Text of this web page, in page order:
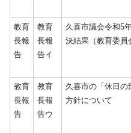
教育
長報
告
教育
長報
告イ
久喜市議会令和5
決結果（教育委員
教育
長報
告
教育
長報
告ウ
久喜市の「休日
方針について